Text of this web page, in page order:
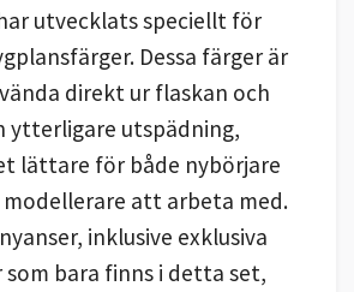
utvecklats speciellt för
Dessa färger är
direkt ur flaskan och
ytterligare utspädning,
lättare för både nybörjare
att arbeta med.
inklusive exklusiva
bara finns i detta set,